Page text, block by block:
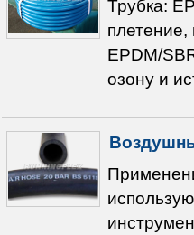
Трубка:
плетение,
EPDM/
озону и